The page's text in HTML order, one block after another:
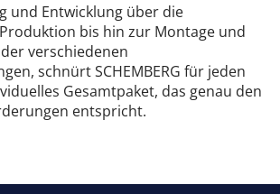
und Entwicklung über die
bis hin zur Montage und
verschiedenen
schnürt SCHEMBERG für jeden
Gesamtpaket, das genau den
entspricht.